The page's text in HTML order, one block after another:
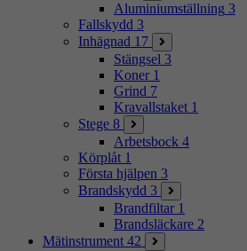
Aluminiumställning 3
Fallskydd 3
Inhägnad 17
Stängsel 3
Koner 1
Grind 7
Kravallstaket 1
Stege 8
Arbetsbock 4
Körplåt 1
Första hjälpen 3
Brandskydd 3
Brandfiltar 1
Brandsläckare 2
Mätinstrument 42